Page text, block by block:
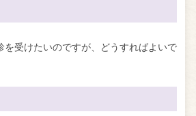
を受けたいのですが、どうすればよいで